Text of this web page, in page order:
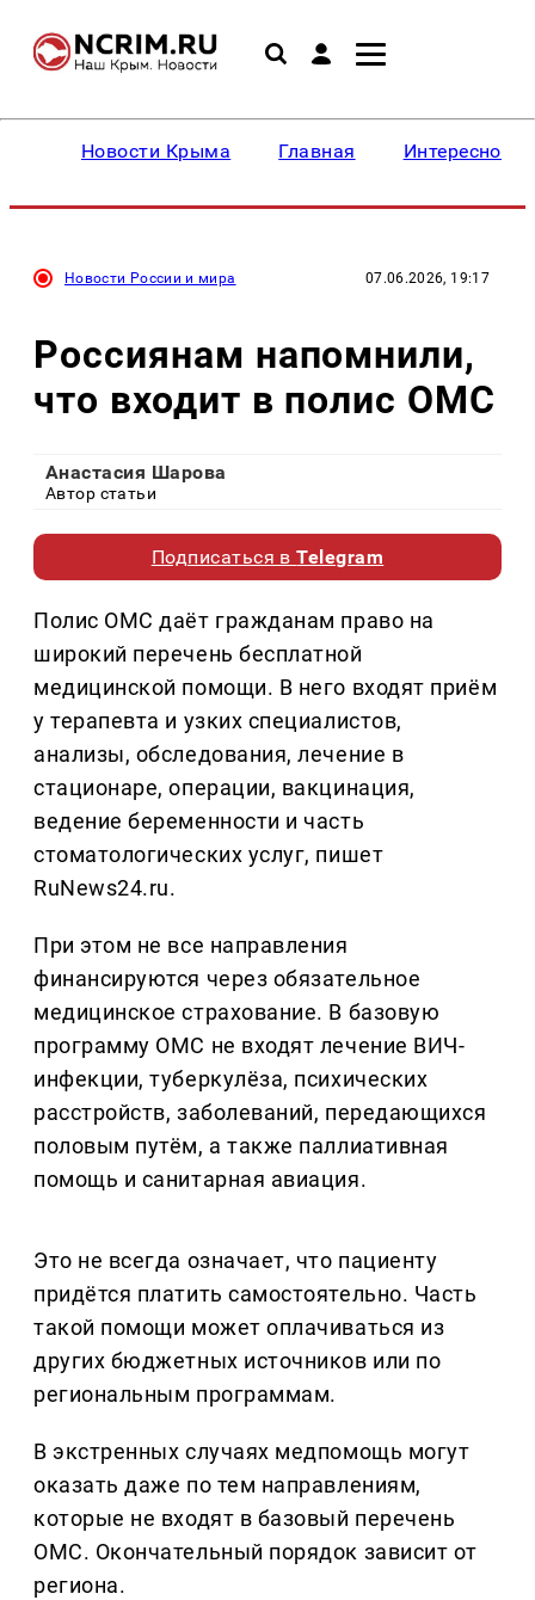
Новости Крыма Главная Интересное
Новости России и мира 07.06.2026, 19:17
Россиянам напомнили,
что входит в полис ОМС
Анастасия Шарова
Автор статьи
Подписаться вTelegram
Полис ОМС даёт гражданам право на
широкий перечень бесплатной
медицинской помощи. В него входят приём
у терапевта и узких специалистов,
анализы, обследования, лечение в
стационаре, операции, вакцинация,
ведение беременности и часть
стоматологических услуг, пишет
RuNews24.ru.
При этом не все направления
финансируются через обязательное
медицинское страхование. В базовую
программу ОМС не входят лечение ВИЧ-
инфекции, туберкулёза, психических
расстройств, заболеваний, передающихся
половым путём, а также паллиативная
помощь и санитарная авиация.
Это не всегда означает, что пациенту
придётся платить самостоятельно. Часть
такой помощи может оплачиваться из
других бюджетных источников или по
региональным программам.
В экстренных случаях медпомощь могут
оказать даже по тем направлениям,
которые не входят в базовый перечень
ОМС. Окончательный порядок зависит от
региона.